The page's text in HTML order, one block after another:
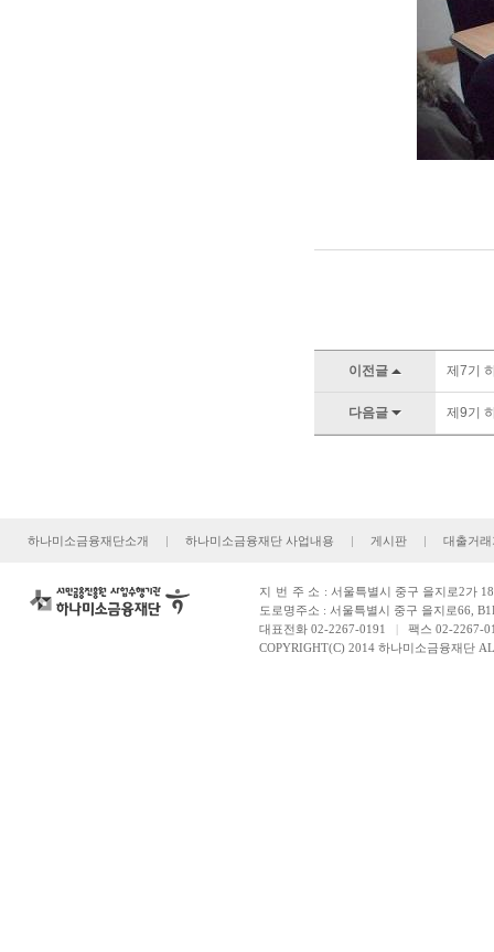
이전글 제7기
다음글 제9기
하나미소금융재단소개 | 하나미소금융재단 사업내용 | 게시판 | 대출거
지번주소 : 서울특별시 중구 을지로2가
도로명주소 : 서울특별시 중구 을지로66,
대표전화 02-2267-0191 | 팩스 02-2267-
COPYRIGHT(C) 2014 하나미소금융재단